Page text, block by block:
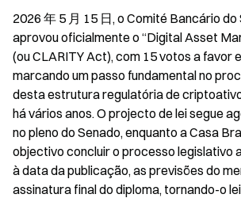
2026 年 5 月 15 日, o Comité Bancário do
aprovou oficialmente o “Digital Asset
(ou CLARITY Act), com 15 votos a favor
marcando um passo fundamental no
desta estrutura regulatória de
há vários anos. O projecto de lei segue
no pleno do Senado, enquanto a Casa
objectivo concluir o processo legislativo
à data da publicação, as previsões do
assinatura final do diploma, tornando-o